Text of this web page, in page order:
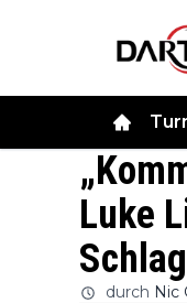
Luke
durch Nic